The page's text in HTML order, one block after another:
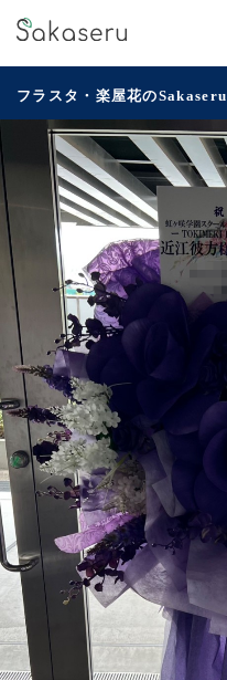
フラスタ・楽屋花のSakaseru